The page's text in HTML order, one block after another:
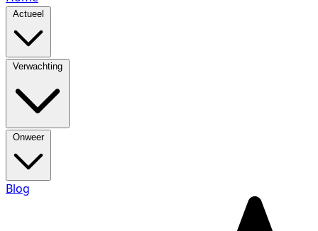
Actueel
Verwachting
Onweer
Blog